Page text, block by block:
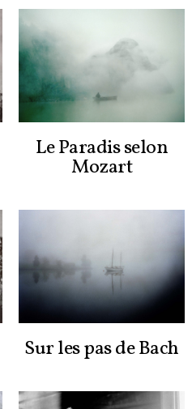
Le Paradis selon
Mozart
Sur les pas de Bach